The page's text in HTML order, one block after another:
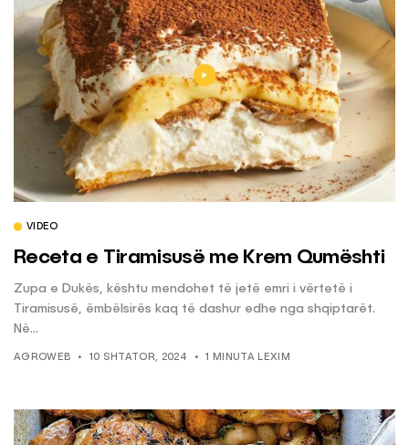
VIDEO
Receta e Tiramisusë me Krem Qumështi
Zupa e Dukës, kështu mendohet të jetë emri i vërtetë i
Tiramisusë, ëmbëlsirës kaq të dashur edhe nga shqiptarët.
Në...
AGROWEB 10 SHTATOR, 2024 1 MINUTA LEXIM